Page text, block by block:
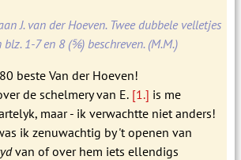
J. van der Hoeven. Twee dubbele velletjes
1-7 en 8 (⅚) beschreven. (M.M.)
beste Van der Hoeven!
de schelmery van E. [1.] is me
maar - ik verwachtte niet anders!
ik zenuwachtig by 't openen van
van of over hem iets ellendigs